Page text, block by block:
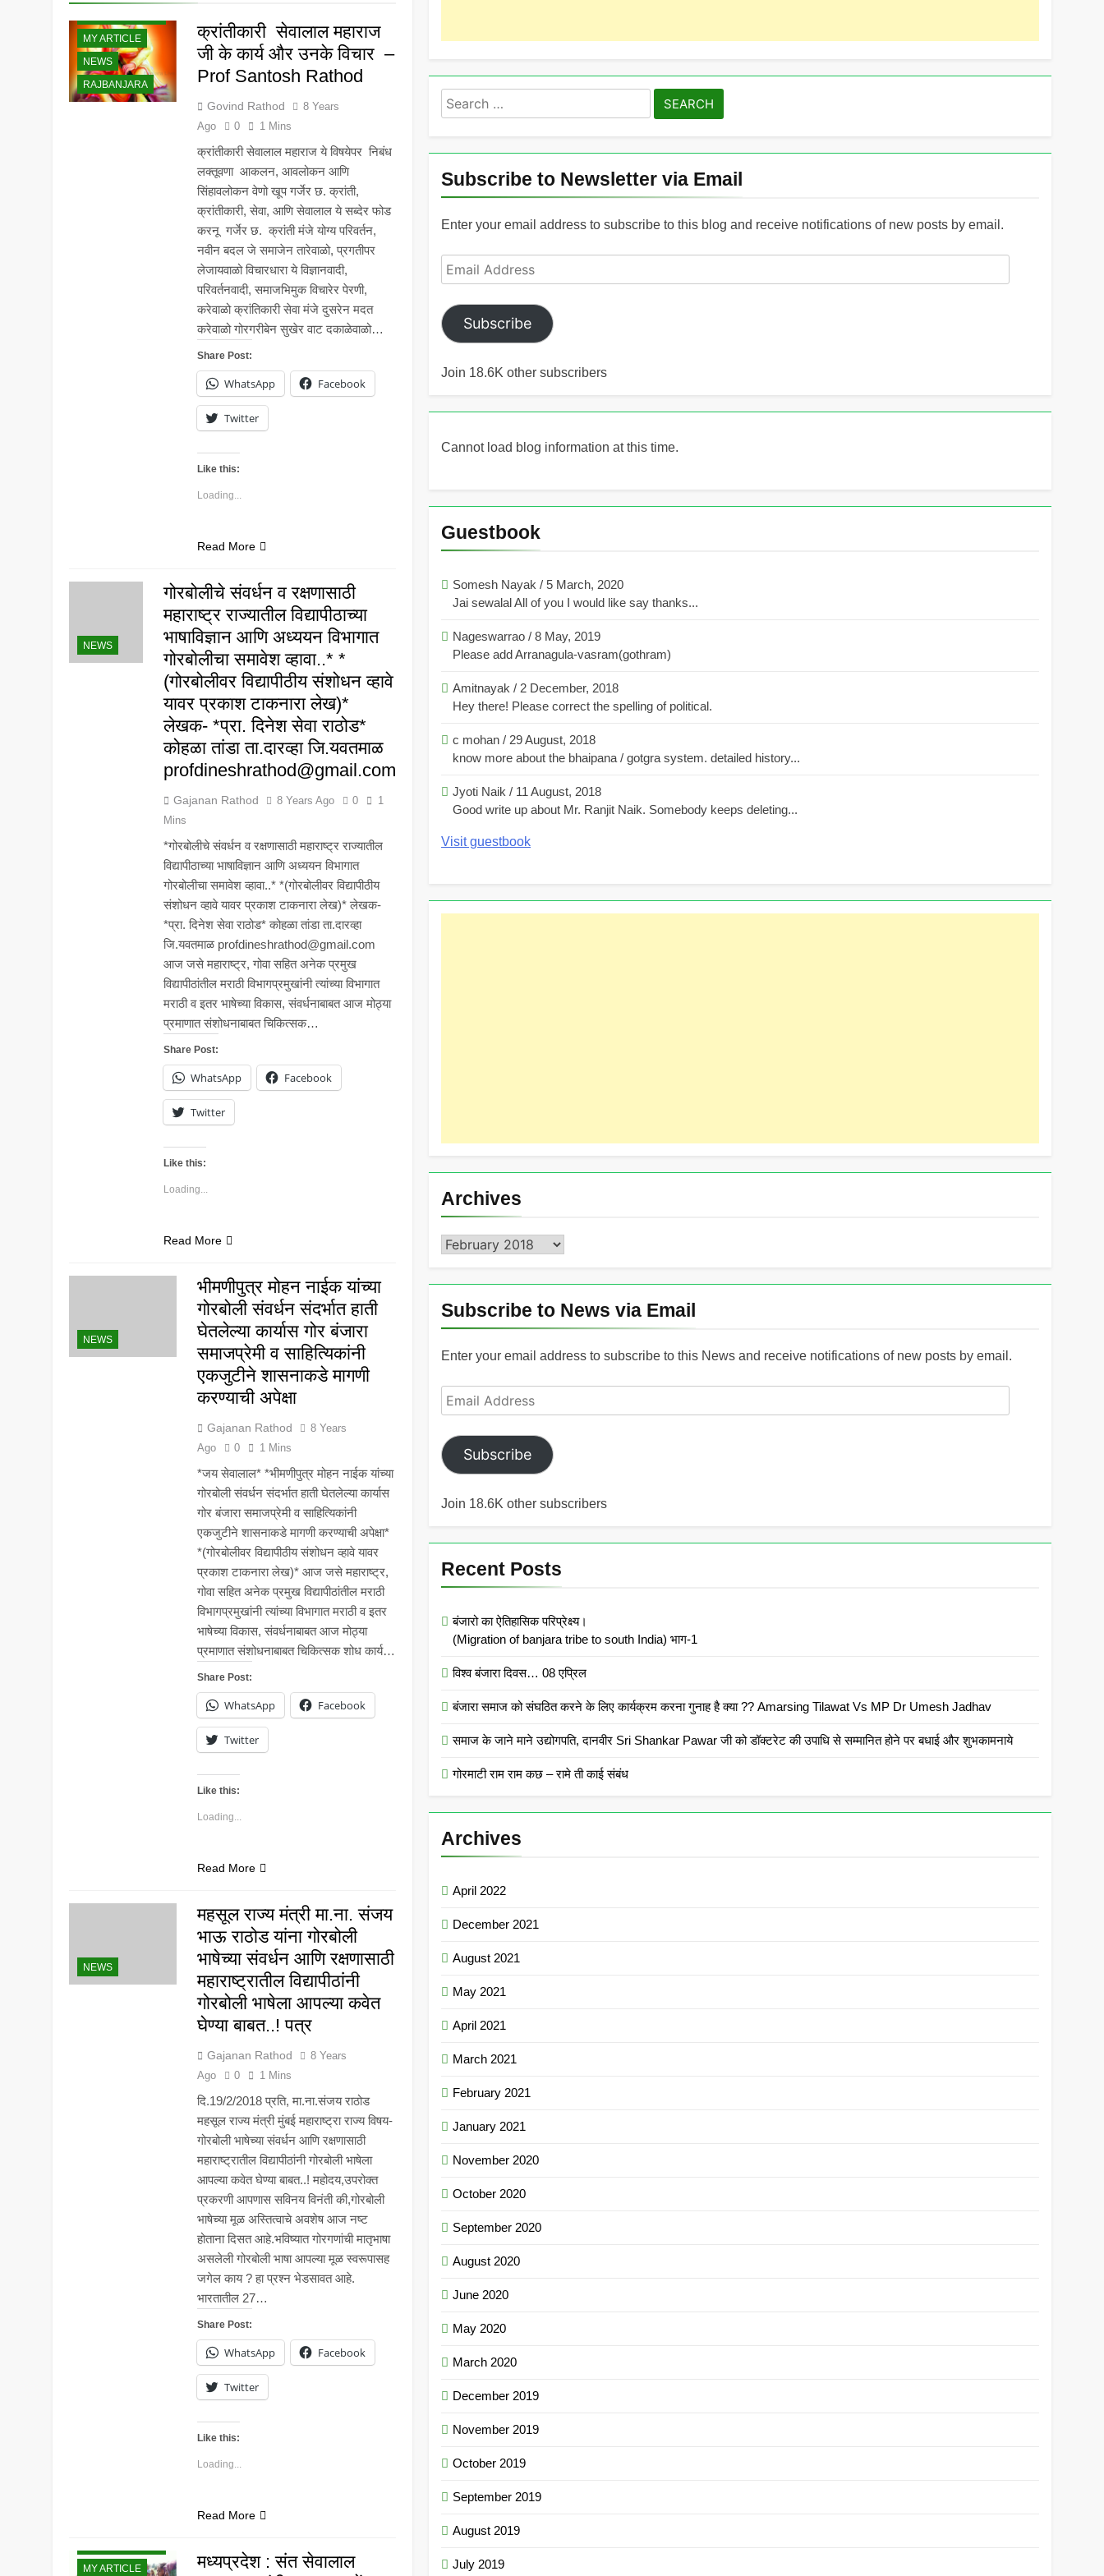
MY ARTICLE
NEWS
RAJBANJARA
क्रांतीकारी सेवालाल महाराज
जी के कार्य और उनके विचार –
Prof Santosh Rathod
Govind Rathod
8 Years
Ago
0 1 Mins
क्रांतीकारी सेवालाल महाराज ये विषयेपर निबंध
लक्तूवणा आकलन, आवलोकन आणि
सिंहावलोकन वेणो खूप गर्जेर छ. क्रांती,
क्रांतीकारी, सेवा, आणि सेवालाल ये सब्देर फोड
करनू गर्जेर छ. क्रांती मंजे योग्य परिवर्तन,
नवीन बदल जे समाजेन तारेवाळो, प्रगतीपर
लेजायवाळो विचारधारा ये विज्ञानवादी,
परिवर्तनवादी, समाजभिमुक विचारेर पेरणी,
करेवाळो क्रांतिकारी सेवा मंजे दुसरेन मदत
करेवाळो गोरगरीबेन सुखेर वाट दकाळेवाळो…
Share Post:
WhatsApp Facebook
Twitter
Like this:
Loading...
Read More
NEWS
गोरबोलीचे संवर्धन व रक्षणासाठी
महाराष्ट्र राज्यातील विद्यापीठाच्या
भाषाविज्ञान आणि अध्ययन विभागात
गोरबोलीचा समावेश व्हावा..* *
(गोरबोलीवर विद्यापीठीय संशोधन व्हावे
यावर प्रकाश टाकनारा लेख)*
लेखक- *प्रा. दिनेश सेवा राठोड*
कोहळा तांडा ता.दारव्हा जि.यवतमाळ
profdineshrathod@gmail.com
Gajanan Rathod 8 Years Ago 0
1
Mins
*गोरबोलीचे संवर्धन व रक्षणासाठी महाराष्ट्र राज्यातील
विद्यापीठाच्या भाषाविज्ञान आणि अध्ययन विभागात
गोरबोलीचा समावेश व्हावा..* *(गोरबोलीवर विद्यापीठीय
संशोधन व्हावे यावर प्रकाश टाकनारा लेख)* लेखक-
*प्रा. दिनेश सेवा राठोड* कोहळा तांडा ता.दारव्हा
जि.यवतमाळ profdineshrathod@gmail.com
आज जसे महाराष्ट्र, गोवा सहित अनेक प्रमुख
विद्यापीठांतील मराठी विभागप्रमुखांनी त्यांच्या विभागात
मराठी व इतर भाषेच्या विकास, संवर्धनाबाबत आज मोठ्या
प्रमाणात संशोधनाबाबत चिकित्सक…
Share Post:
WhatsApp Facebook
Twitter
Like this:
Loading...
Read More
NEWS
भीमणीपुत्र मोहन नाईक यांच्या
गोरबोली संवर्धन संदर्भात हाती
घेतलेल्या कार्यास गोर बंजारा
समाजप्रेमी व साहित्यिकांनी
एकजुटीने शासनाकडे मागणी
करण्याची अपेक्षा
Gajanan Rathod
8 Years
Ago
0 1 Mins
*जय सेवालाल* *भीमणीपुत्र मोहन नाईक यांच्या
गोरबोली संवर्धन संदर्भात हाती घेतलेल्या कार्यास
गोर बंजारा समाजप्रेमी व साहित्यिकांनी
एकजुटीने शासनाकडे मागणी करण्याची अपेक्षा*
*(गोरबोलीवर विद्यापीठीय संशोधन व्हावे यावर
प्रकाश टाकनारा लेख)* आज जसे महाराष्ट्र,
गोवा सहित अनेक प्रमुख विद्यापीठांतील मराठी
विभागप्रमुखांनी त्यांच्या विभागात मराठी व इतर
भाषेच्या विकास, संवर्धनाबाबत आज मोठ्या
प्रमाणात संशोधनाबाबत चिकित्सक शोध कार्य…
Share Post:
WhatsApp Facebook
Twitter
Like this:
Loading...
Read More
NEWS
महसूल राज्य मंत्री मा.ना. संजय
भाऊ राठोड यांना गोरबोली
भाषेच्या संवर्धन आणि रक्षणासाठी
महाराष्ट्रातील विद्यापीठांनी
गोरबोली भाषेला आपल्या कवेत
घेण्या बाबत..! पत्र
Gajanan Rathod
8 Years
Ago
0 1 Mins
दि.19/2/2018 प्रति, मा.ना.संजय राठोड
महसूल राज्य मंत्री मुंबई महाराष्ट्रा राज्य विषय-
गोरबोली भाषेच्या संवर्धन आणि रक्षणासाठी
महाराष्ट्रातील विद्यापीठांनी गोरबोली भाषेला
आपल्या कवेत घेण्या बाबत..! महोदय,उपरोक्त
प्रकरणी आपणास सविनय विनंती की,गोरबोली
भाषेच्या मूळ अस्तित्वाचे अवशेष आज नष्ट
होताना दिसत आहे.भविष्यात गोरगणांची मातृभाषा
असलेली गोरबोली भाषा आपल्या मूळ स्वरूपासह
जगेल काय ? हा प्रश्न भेडसावत आहे.
भारतातील 27…
Share Post:
WhatsApp Facebook
Twitter
Like this:
Loading...
Read More
MY ARTICLE
मध्यप्रदेश : संत सेवालाल
Search
for:
Subscribe to Newsletter via Email
Enter your email address to subscribe to this blog and receive notifications of new posts by email.
Email
Address
Subscribe
Join 18.6K other subscribers
Cannot load blog information at this time.
Guestbook
Somesh Nayak / 5 March, 2020
Jai sewalal All of you I would like say thanks...
Nageswarrao / 8 May, 2019
Please add Arranagula-vasram(gothram)
Amitnayak / 2 December, 2018
Hey there! Please correct the spelling of political.
c mohan / 29 August, 2018
know more about the bhaipana / gotgra system. detailed history...
Jyoti Naik / 11 August, 2018
Good write up about Mr. Ranjit Naik. Somebody keeps deleting...
Visit guestbook
Archives
Archives
Subscribe to News via Email
Enter your email address to subscribe to this News and receive notifications of new posts by email.
Email
Address
Subscribe
Join 18.6K other subscribers
Recent Posts
बंजारो का ऐतिहासिक परिप्रेक्ष्य।
(Migration of banjara tribe to south India) भाग-1
विश्व बंजारा दिवस… 08 एप्रिल
बंजारा समाज को संघठित करने के लिए कार्यक्रम करना गुनाह है क्या ?? Amarsing Tilawat Vs MP Dr Umesh Jadhav
समाज के जाने माने उद्योगपति, दानवीर Sri Shankar Pawar जी को डॉक्टरेट की उपाधि से सम्मानित होने पर बधाई और शुभकामनाये
गोरमाटी राम राम कछ – रामे ती काई संबंध
Archives
April 2022
December 2021
August 2021
May 2021
April 2021
March 2021
February 2021
January 2021
November 2020
October 2020
September 2020
August 2020
June 2020
May 2020
March 2020
December 2019
November 2019
October 2019
September 2019
August 2019
July 2019